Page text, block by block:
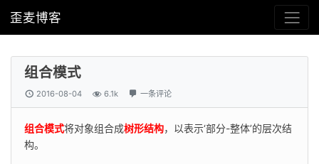
歪麦博客
组合模式
2016-08-04 6.1k 一条评论
组合模式将对象组合成树形结构，以表示‘部分-整体’的层次结
构。